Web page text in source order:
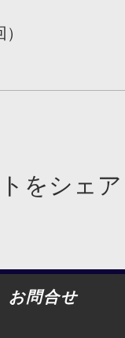
をシェア
お問合せ